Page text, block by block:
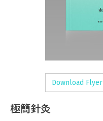
Download Flyer
極簡針灸